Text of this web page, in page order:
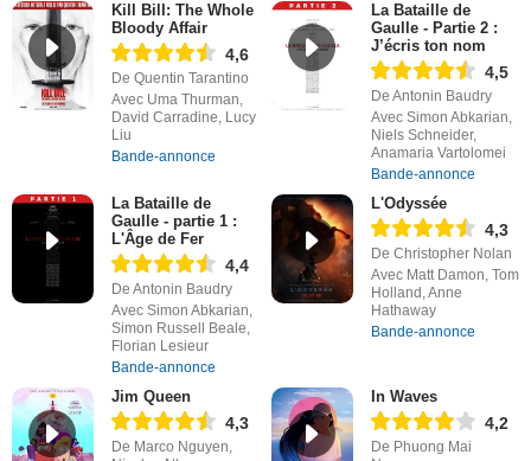
Kill Bill: The Whole
Bloody Affair
4,6
De Quentin Tarantino
Avec Uma Thurman,
David Carradine, Lucy
Liu
Bande-annonce
La Bataille de
Gaulle - Partie 2 :
J’écris ton nom
4,5
De Antonin Baudry
Avec Simon Abkarian,
Niels Schneider,
Anamaria Vartolomei
Bande-annonce
La Bataille de
Gaulle - partie 1 :
L'Âge de Fer
4,4
De Antonin Baudry
Avec Simon Abkarian,
Simon Russell Beale,
Florian Lesieur
Bande-annonce
L'Odyssée
4,3
De Christopher Nolan
Avec Matt Damon, Tom
Holland, Anne
Hathaway
Bande-annonce
Jim Queen
4,3
De Marco Nguyen,
In Waves
4,2
De Phuong Mai